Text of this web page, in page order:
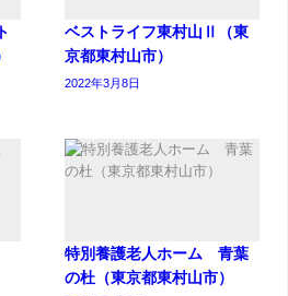
ベストライフ東村山Ⅱ（東
京都東村山市）
2022年3月8日
特別養護老人ホーム 青葉
の杜（東京都東村山市）